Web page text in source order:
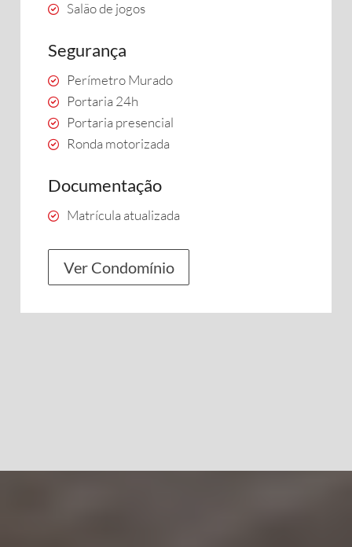
Salão de jogos
Segurança
Perímetro Murado
Portaria 24h
Portaria presencial
Ronda motorizada
Documentação
Matrícula atualizada
Ver Condomínio